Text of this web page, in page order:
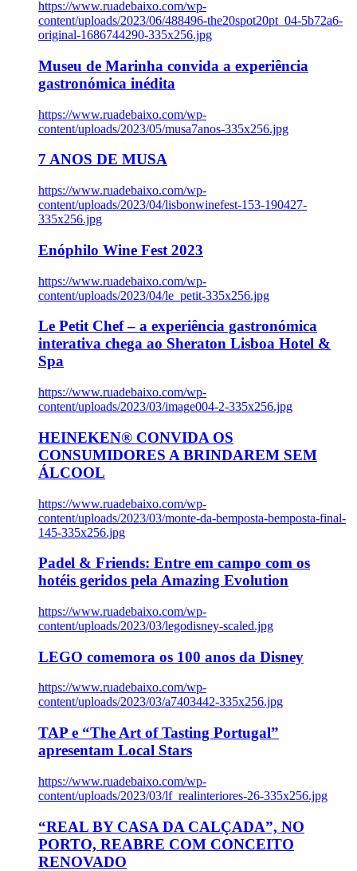
https://www.ruadebaixo.com/wp-
content/uploads/2023/06/488496-the20spot20pt_04-5b72a6-
original-1686744290-335x256.jpg
Museu de Marinha convida a experiência
gastronómica inédita
https://www.ruadebaixo.com/wp-
content/uploads/2023/05/musa7anos-335x256.jpg
7 ANOS DE MUSA
https://www.ruadebaixo.com/wp-
content/uploads/2023/04/lisbonwinefest-153-190427-
335x256.jpg
Enóphilo Wine Fest 2023
https://www.ruadebaixo.com/wp-
content/uploads/2023/04/le_petit-335x256.jpg
Le Petit Chef – a experiência gastronómica
interativa chega ao Sheraton Lisboa Hotel &
Spa
https://www.ruadebaixo.com/wp-
content/uploads/2023/03/image004-2-335x256.jpg
HEINEKEN® CONVIDA OS
CONSUMIDORES A BRINDAREM SEM
ÁLCOOL
https://www.ruadebaixo.com/wp-
content/uploads/2023/03/monte-da-bemposta-bemposta-final-
145-335x256.jpg
Padel & Friends: Entre em campo com os
hotéis geridos pela Amazing Evolution
https://www.ruadebaixo.com/wp-
content/uploads/2023/03/legodisney-scaled.jpg
LEGO comemora os 100 anos da Disney
https://www.ruadebaixo.com/wp-
content/uploads/2023/03/a7403442-335x256.jpg
TAP e “The Art of Tasting Portugal”
apresentam Local Stars
https://www.ruadebaixo.com/wp-
content/uploads/2023/03/lf_realinteriores-26-335x256.jpg
“REAL BY CASA DA CALÇADA”, NO
PORTO, REABRE COM CONCEITO
RENOVADO